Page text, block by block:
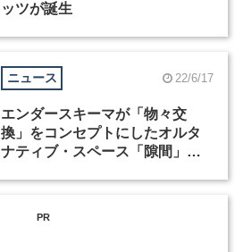
ッツが誕生
ニュース 22/6/17
エンダースキーマが「物々交
換」をコンセプトにしたオルタ
ナティブ・スペース「隙間」を
PR